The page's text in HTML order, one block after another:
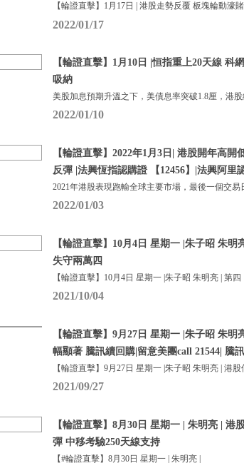
【輪證直擊】1月17日 | 港股走勢反覆 板塊輪動濠
2022/01/17
【輪證直擊】1月10日 |恒指重上20天線 科
吸納
美股加息預期升溫之下，美債息率突破1.8厘，港
2022/01/10
【輪證直擊】2022年1月3日| 港股開年高
反彈 |法興恆指認購證 【12456】|法興阿里
2021年港股表現跑輸全球主要市場，最後一個交易
2022/01/03
【輪證直擊】10月4日 星期一 |朱子昭 朱
失守兩萬四
【輪證直擊】10月4日 星期一 |朱子昭 朱明亮 | 第四
2021/10/04
【輪證直擊】9月27日 星期一 |朱子昭 朱
幅顯著 騰訊續回購|留意美團call 21544| 騰
【輪證直擊】9月27日 星期一 |朱子昭 朱明亮 | 港股
2021/09/27
【輪證直擊】8月30日 星期一 | 朱明亮 | 港
彈 中移考驗250天線支持
【#輪證直擊】8月30日 星期一 | 朱明亮 |